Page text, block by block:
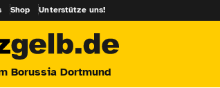
Shop Unterstütze uns!
Borussia Dortmund